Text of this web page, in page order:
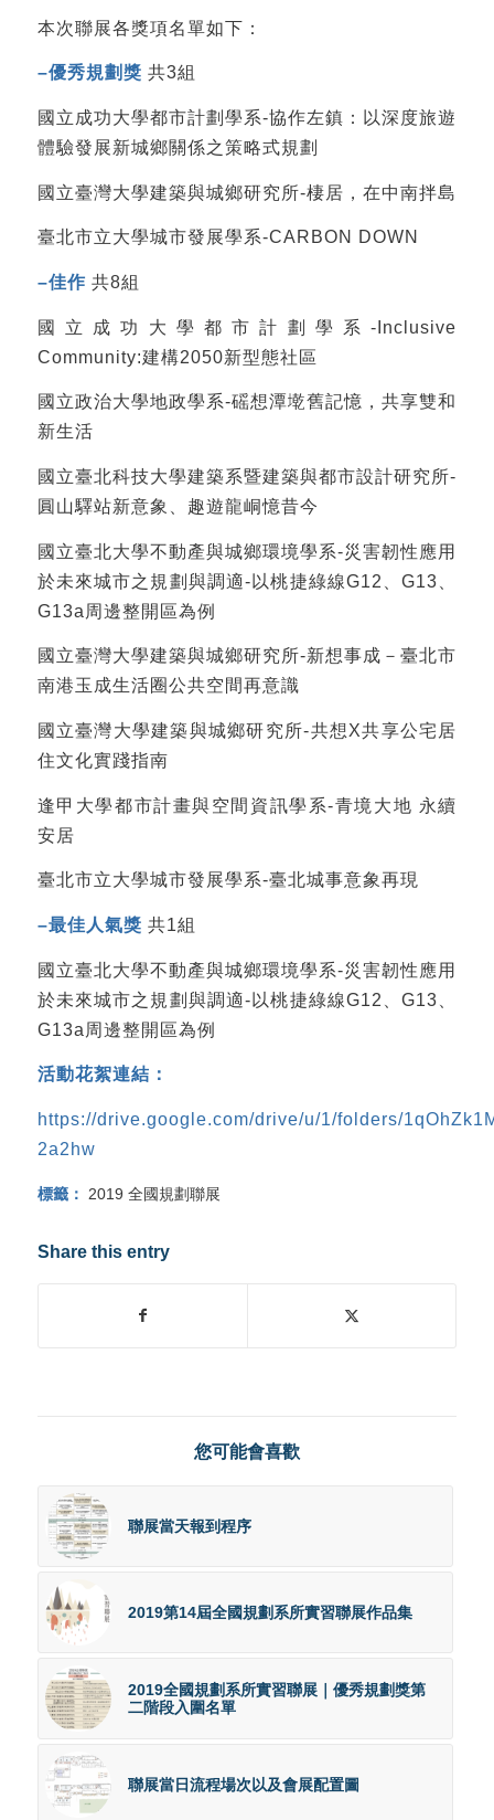
本次聯展各獎項名單如下：
–優秀規劃獎 共3組
國立成功大學都市計劃學系-協作左鎮：以深度旅遊
體驗發展新城鄉關係之策略式規劃
國立臺灣大學建築與城鄉研究所-棲居，在中南拌島
臺北市立大學城市發展學系-CARBON DOWN
–佳作 共8組
國立成功大學都市計劃學系-Inclusive
Community:建構2050新型態社區
國立政治大學地政學系-磘想潭墘舊記憶，共享雙和
新生活
國立臺北科技大學建築系暨建築與都市設計研究所-
圓山驛站新意象、趣遊龍峒憶昔今
國立臺北大學不動產與城鄉環境學系-災害韌性應用
於未來城市之規劃與調適-以桃捷綠線G12、G13、
G13a周邊整開區為例
國立臺灣大學建築與城鄉研究所-新想事成－臺北市
南港玉成生活圈公共空間再意識
國立臺灣大學建築與城鄉研究所-共想X共享公宅居
住文化實踐指南
逢甲大學都市計畫與空間資訊學系-青境大地 永續
安居
臺北市立大學城市發展學系-臺北城事意象再現
–最佳人氣獎 共1組
國立臺北大學不動產與城鄉環境學系-災害韌性應用
於未來城市之規劃與調適-以桃捷綠線G12、G13、
G13a周邊整開區為例
活動花絮連結：
https://drive.google.com/drive/u/1/folders/
2a2hw
標籤： 2019 全國規劃聯展
Share this entry
您可能會喜歡
聯展當天報到程序
2019第14屆全國規劃系所實習聯展作品集
2019全國規劃系所實習聯展｜優秀規劃獎第
二階段入圍名單
聯展當日流程場次以及會展配置圖